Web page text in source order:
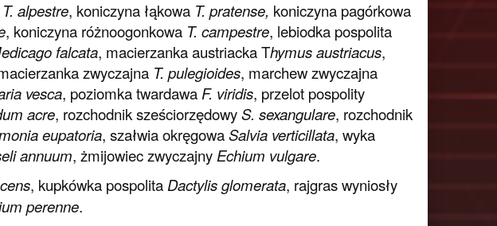
T. alpestre, koniczyna łąkowa T. pratense, koniczyna pagórkowa
, koniczyna różnoogonkowa T. campestre, lebiodka pospolita
falcata, macierzanka austriacka Thymus austriacus,
zwyczajna T. pulegioides, marchew zwyczajna
vesca, poziomka twardawaF. viridis, przelot pospolity
acre, rozchodnik sześciorzędowyS. sexangulare, rozchodnik
eupatoria, szałwia okręgowaSalvia verticillata, wyka
annuum, żmijowiec zwyczajnyEchium vulgare.
, kupkówka pospolita Dactylis glomerata, rajgras wyniosły
perenne.